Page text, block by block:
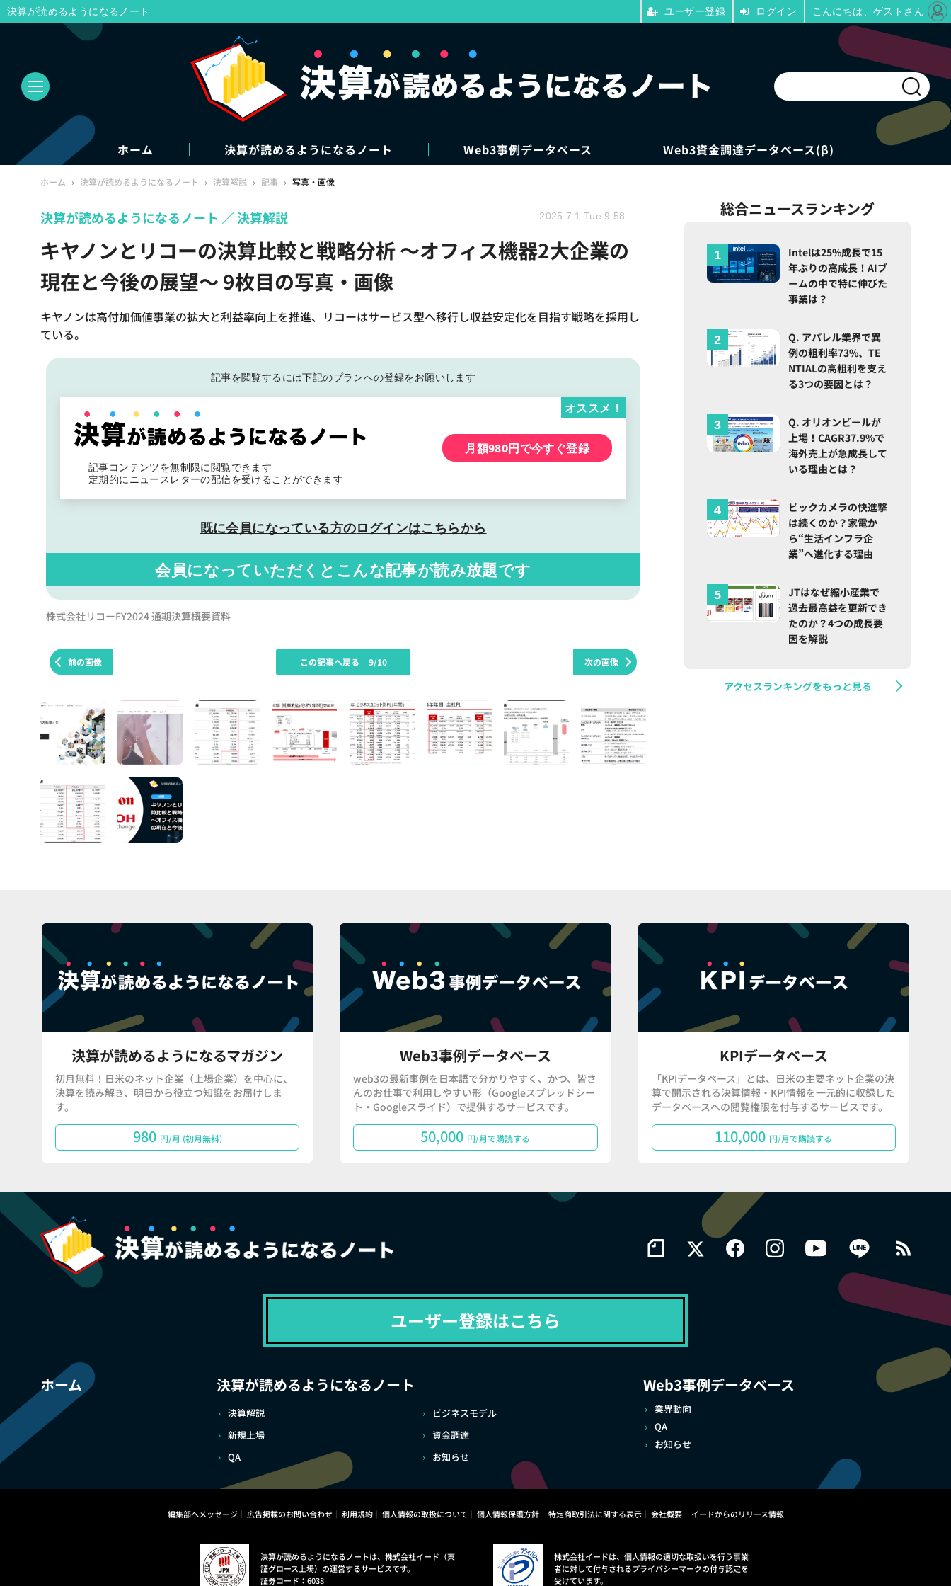
ホーム 決算が読めるようになるノート Web3事例データベース Web3資金調達データベース(β)
ホーム › 決算が読めるようになるノート › 決算解説 › 記事 › 写真・画像
キヤノンとリコーの決算比較と戦略分析 ～オフィス機器2大企業の
現在と今後の展望～ 9枚目の写真・画像
キヤノンは高付加価値事業の拡大と利益率向上を推進、リコーはサービス型へ移行し収益安定化を目指す戦略を採用し
ている。
決算が読めるようになるノート 決算解説 2025.7.1 Tue 9:58
記事を閲覧するには下記のプランへの登録をお願いします
記事コンテンツを無制限に閲覧できます
定期的にニュースレターの配信を受けることができます
オススメ！
月額980円で今すぐ登録
既に会員になっている方のログインはこちらから
会員になっていただくと こんな記事が読み放題です
株式会社リコーFY2024 通期決算概要資料
前の画像 次の画像
この記事へ戻る 9/10
総合ニュースランキング
Intelは25%成長で15
年ぶりの高成長！AIブ
ームの中で特に伸びた
事業は？
Q. アパレル業界で異
例の粗利率73%、TE
NTIALの高粗利を支え
る3つの要因とは？
Q. オリオンビールが
上場！CAGR37.9%で
海外売上が急成長して
いる理由とは？
ビックカメラの快進撃
は続くのか？家電か
ら“生活インフラ企
業”へ進化する理由
JTはなぜ縮小産業で
過去最高益を更新でき
たのか？4つの成長要
因を解説
アクセスランキングをもっと見る
決算が読めるようになるマガジン
初月無料！日米のネット企業（上場企業）を中心に、
決算を読み解き、明日から役立つ知識をお届けしま
す。
980 円/月 (初月無料)
Web3事例データベース
web3の最新事例を日本語で分かりやすく、かつ、皆さ
んのお仕事で利用しやすい形（Googleスプレッドシー
ト・Googleスライド）で提供するサービスです。
50,000 円/月で購読する
KPIデータベース
「KPIデータベース」とは、日米の主要ネット企業の決
算で開示される決算情報・KPI情報を一元的に収録した
データベースへの閲覧権限を付与するサービスです。
110,000 円/月で購読する
ユーザー登録はこちら
ホーム 決算が読めるようになるノート
決算解説
ビジネスモデル
新規上場
資金調達
QA
お知らせ
Web3事例データベース
業界動向
QA
お知らせ
編集部へメッセージ 広告掲載のお問い合わせ 利用規約 個人情報の取扱について 個人情報保護方針 特定商取引法に関する表示 会社概要 イードからのリリース情報
決算が読めるようになるノートは、株式会社イード（東
証グロース上場）の運営するサービスです。
証券コード：6038
株式会社イードは、個人情報の適切な取扱いを行う事業
者に対して付与されるプライバシーマークの付与認定を
受けています。
決算が読めるようになるノート ユーザー登録 ログイン こんにちは、ゲストさん